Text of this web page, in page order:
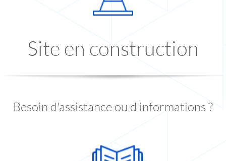
Site en construction
Besoin d'assistance ou d'informations ?